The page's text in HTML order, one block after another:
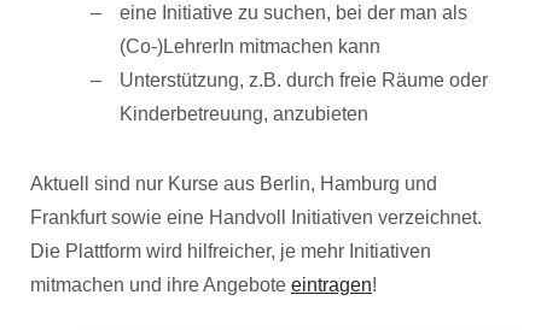
eine Initiative zu suchen, bei der man als
(Co-)LehrerIn mitmachen kann
Unterstützung, z.B. durch freie Räume oder
Kinderbetreuung, anzubieten
Aktuell sind nur Kurse aus Berlin, Hamburg und
Frankfurt sowie eine Handvoll Initiativen verzeichnet.
Die Plattform wird hilfreicher, je mehr Initiativen
mitmachen und ihre Angebote eintragen!